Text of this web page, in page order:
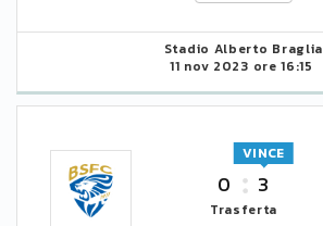
Stadio Alberto Braglia
11 nov 2023 ore 16:15
0 3
VINCE
Trasferta